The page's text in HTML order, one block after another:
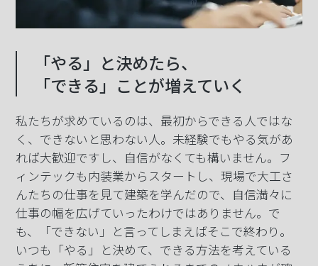
「やる」と決めたら、
「できる」ことが増えていく
私たちが求めているのは、最初からできる人ではな
く、できないと思わない人。未経験でもやる気があ
れば大歓迎ですし、自信がなくても構いません。フ
ィンテックも内装業からスタートし、現場で大工さ
んたちの仕事を見て建築を学んだので、自信満々に
仕事の幅を広げていったわけではありません。で
も、「できない」と言ってしまえばそこで終わり。
いつも「やる」と決めて、できる方法を考えている